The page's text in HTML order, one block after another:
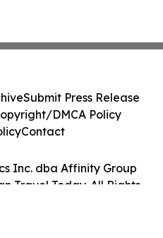
Inc. dba Affinity Group
Travel Today. All Rights
Submit Press Release
DMCA Policy
Contact